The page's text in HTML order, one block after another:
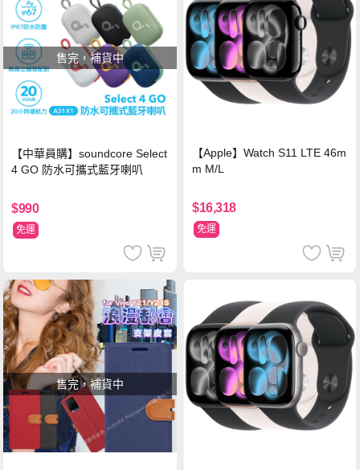
售完，補貨中
【中華員購】soundcore Select
4 GO 防水可攜式藍牙喇叭
$990
免運
【Apple】Watch S11 LTE 46m
m M/L
$16,318
免運
售完，補貨中